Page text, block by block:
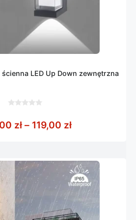
LED Up Down zewnętrzna
5 zł – 119,00 złZakres cen: